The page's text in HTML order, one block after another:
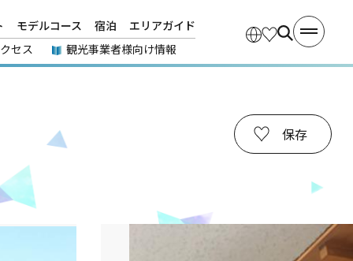
モデルコース 宿泊
エリアガイド
セス
観光事業者様向け情報
保存